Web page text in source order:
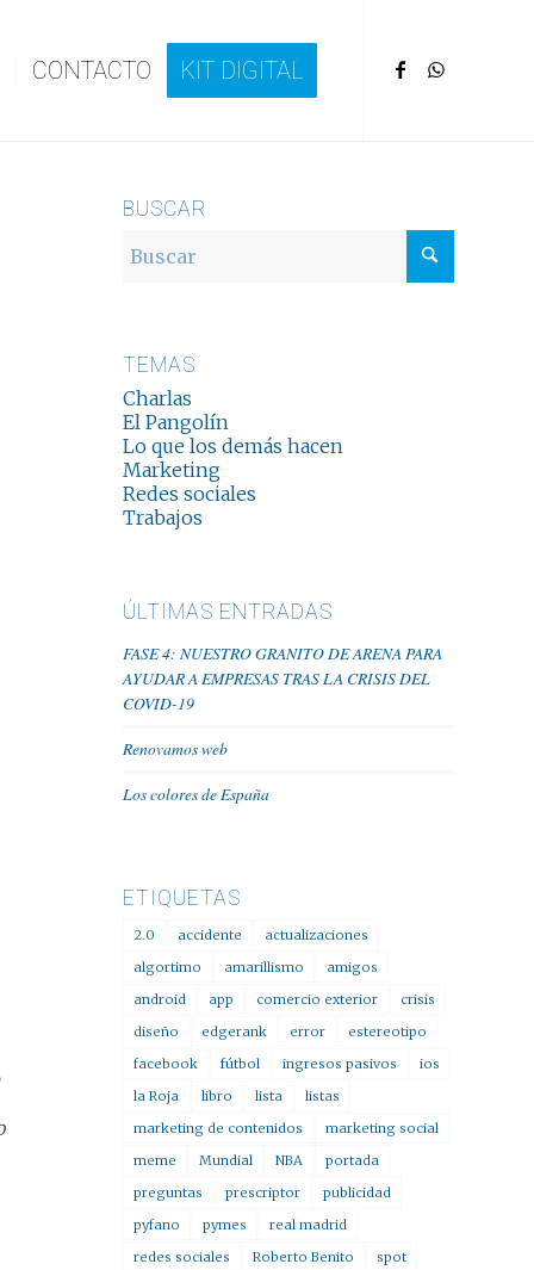
CONTACTO KIT DIGITAL
BUSCAR
TEMAS
Charlas
El Pangolín
Lo que los demás hacen
Marketing
Redes sociales
Trabajos
ÚLTIMAS ENTRADAS
FASE 4: NUESTRO GRANITO DE ARENA PARA
AYUDAR A EMPRESAS TRAS LA CRISIS DEL
COVID-19
Renovamos web
Los colores de España
ETIQUETAS
2.0 accidente
actualizaciones
algortimo
amarillismo
amigos
android
app comercio exterior
crisis
diseño
edgerank error
estereotipo
facebook
fútbol ingresos pasivos
ios
la Roja
libro lista
listas
marketing de contenidos
marketing social
meme
Mundial NBA
portada
preguntas
prescriptor
publicidad
pyfano
pymes
real madrid
redes sociales
Roberto Benito
spot